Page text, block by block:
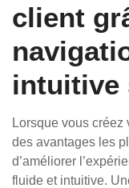
client
intuitive
Lorsque vous créez
des avantages les
d’améliorer
fluide et intuitive.